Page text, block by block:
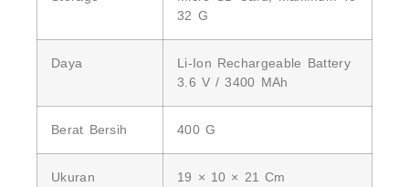
32 G
Daya
Li-Ion Rechargeable Battery
3.6 V / 3400 MAh
Berat Bersih 400 G
Ukuran 19 × 10 × 21 Cm